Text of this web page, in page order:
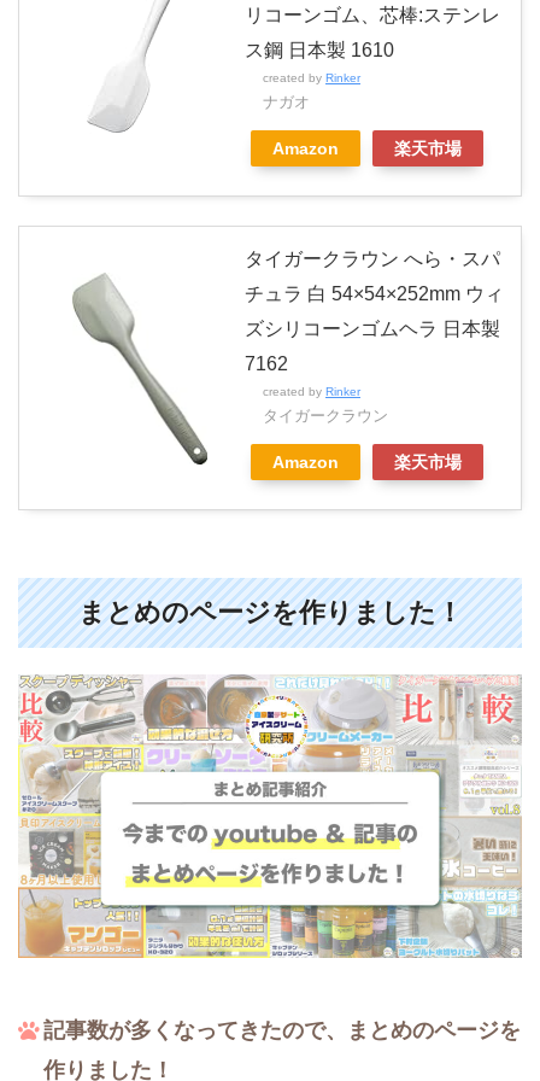
リコーンゴム、芯棒:ステンレ
ス鋼 日本製 1610
created by Rinker
ナガオ
Amazon 楽天市場
タイガークラウン へら・スパ
チュラ 白 54×54×252mm ウィ
ズシリコーンゴムヘラ 日本製
7162
created by Rinker
タイガークラウン
Amazon 楽天市場
まとめのページを作りました！
記事数が多くなってきたので、まとめのページを
作りました！